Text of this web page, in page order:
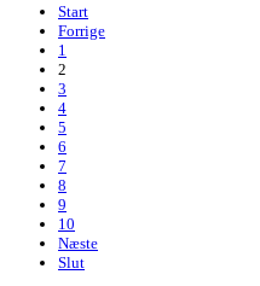
Start
Forrige
1
2
3
4
5
6
7
8
9
10
Næste
Slut